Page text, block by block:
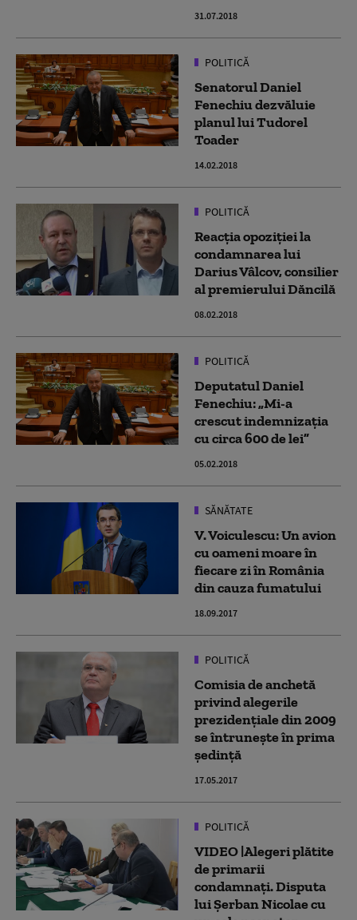
31.07.2018
POLITICĂ
Senatorul Daniel
Fenechiu dezvăluie
planul lui Tudorel
Toader
14.02.2018
POLITICĂ
Reacția opoziției la
condamnarea lui
Darius Vâlcov, consilier
al premierului Dăncilă
08.02.2018
POLITICĂ
Deputatul Daniel
Fenechiu: „Mi-a
crescut indemnizația
cu circa 600 de lei”
05.02.2018
SĂNĂTATE
V. Voiculescu: Un avion
cu oameni moare în
fiecare zi în România
din cauza fumatului
18.09.2017
POLITICĂ
Comisia de anchetă
privind alegerile
prezidenţiale din 2009
se întruneşte în prima
şedinţă
17.05.2017
POLITICĂ
VIDEO |Alegeri plătite
de primarii
condamnaţi. Disputa
lui Șerban Nicolae cu